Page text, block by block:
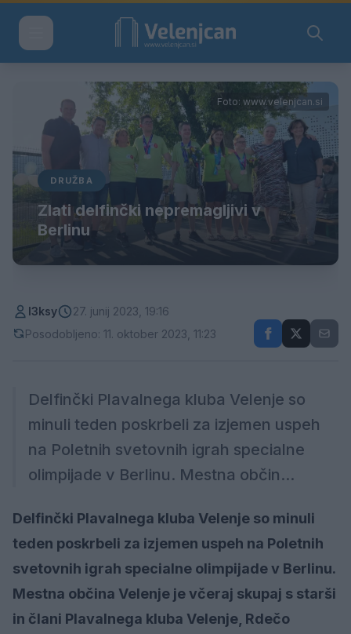
Foto: www.velenjcan.si
DRUŽBA
Zlati delfinčki nepremagljivi v
Berlinu
l3ksy
27. junij 2023, 19:16
Posodobljeno: 11. oktober 2023, 11:23
Delfinčki Plavalnega kluba Velenje so
minuli teden poskrbeli za izjemen uspeh
na Poletnih svetovnih igrah specialne
olimpijade v Berlinu. Mestna občin...
Delfinčki Plavalnega kluba Velenje so minuli
teden poskrbeli za izjemen uspeh na Poletnih
svetovnih igrah specialne olimpijade v Berlinu.
Mestna občina Velenje je včeraj skupaj s starši
in člani Plavalnega kluba Velenje, Rdečo